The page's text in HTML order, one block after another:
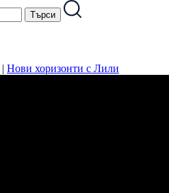
| Нови хоризонти с Лили